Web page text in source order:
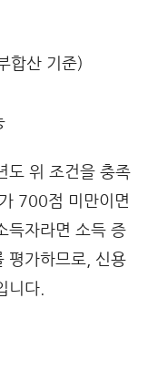
합산 기준)
도 위 조건을 충족
700점 미만이면
득자라면 소득 증
평가하므로, 신용
니다.